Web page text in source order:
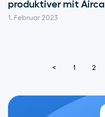
1. Februar 2023
produktiver mit Aircall
< 1 2